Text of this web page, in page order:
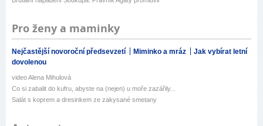
Pro ženy a maminky
Nejčastější novoroční předsevzetí Miminko a mráz
Jak vybírat letní
dovolenou
video Alena Mihulová
Co si zabalit do kufru, abyste na (nejen) u moře zazářily...
Salát s koprem a dresinkem ze zakysané smetany